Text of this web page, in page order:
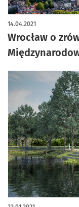
Wrocław o
14.04.2021